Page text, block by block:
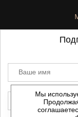
©2021-
Данный сайт
не
Мы
Ваше имя